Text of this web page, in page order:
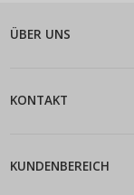
ÜBER UNS
KONTAKT
KUNDENBEREICH